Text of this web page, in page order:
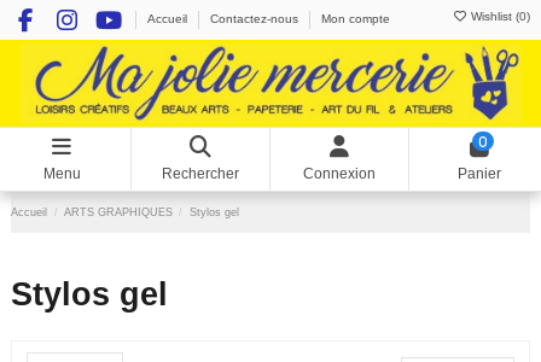
Accueil Contactez-nous Mon compte Wishlist (0)
Menu Rechercher Connexion
0
Panier
Accueil ARTS GRAPHIQUES Stylos gel
Stylos gel